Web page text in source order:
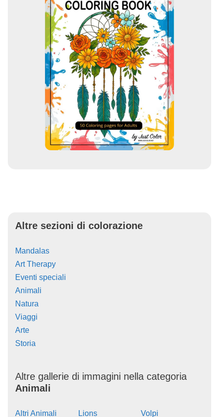
Altre sezioni di colorazione
Mandalas
Art Therapy
Eventi speciali
Animali
Natura
Viaggi
Arte
Storia
Altre gallerie di immagini nella categoria
Animali
Altri Animali
Lions
Volpi